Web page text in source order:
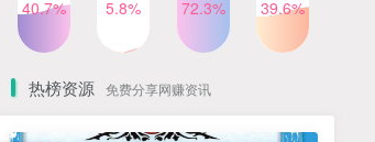
高清PDF
6个月前 413人已阅读
40.7% 5.8% 72.3% 39.6%
热榜资源 免费分享网赚资讯